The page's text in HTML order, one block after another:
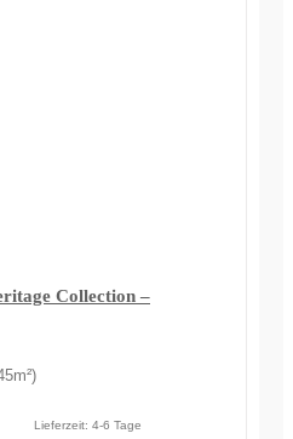
Collection –
Lieferzeit: 4-6 Tage